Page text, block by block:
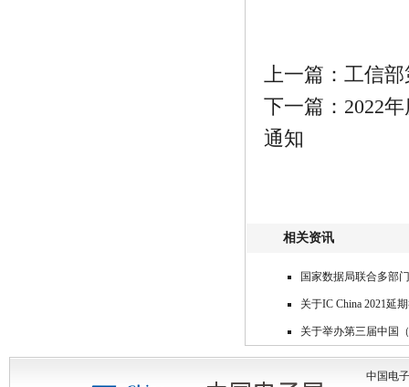
上一篇：工信
下一篇：2022
通知
相关资讯
国家数据局联合多部
关于IC China 2021延
关于举办第三届中国
中国电